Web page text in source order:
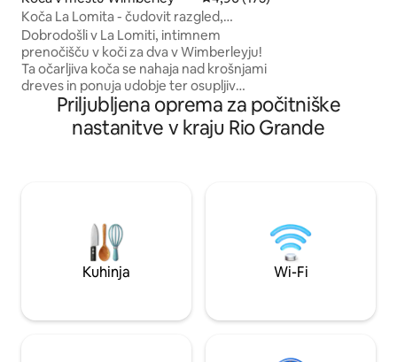
Koča La Lomita - čudovit razgled,
masažna kad
Dobrodošli v La Lomiti, intimnem
prenočišču v koči za dva v Wimberleyju!
Ta očarljiva koča se nahaja nad krošnjami
dreves in ponuja udobje ter osupljiv
razgled na pobočje hriba. Premišljeno
oblikovana notranjost združuje rustikalni
šarm s sodobnim slogom. Bodite pozorni
Sprostite se, pomladite in se ponovno
povežite z naravo. Doživite čarovnijo
Wimberleyja z najboljšega sedeža v hiši!
Priljubljena oprema za počitniške
nastanitve v kraju Rio Grande
Kuhinja Wi-Fi